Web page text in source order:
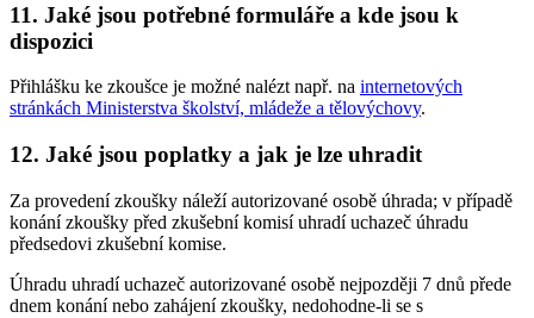
11. Jaké jsou potřebné formuláře a kde jsou k
dispozici
Přihlášku ke zkoušce je možné nalézt např. na internetových
stránkách Ministerstva školství, mládeže a tělovýchovy.
12. Jaké jsou poplatky a jak je lze uhradit
Za provedení zkoušky náleží autorizované osobě úhrada; v případě
konání zkoušky před zkušební komisí uhradí uchazeč úhradu
předsedovi zkušební komise.
Úhradu uhradí uchazeč autorizované osobě nejpozději 7 dnů přede
dnem konání nebo zahájení zkoušky, nedohodne-li se s